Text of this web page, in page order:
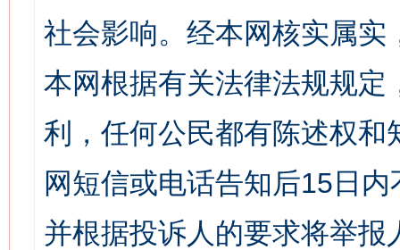
社会影响。经本网核实属
本网根据有关法律法规规
利，任何公民都有陈述权
网短信或电话告知后15日
并根据投诉人的要求将举